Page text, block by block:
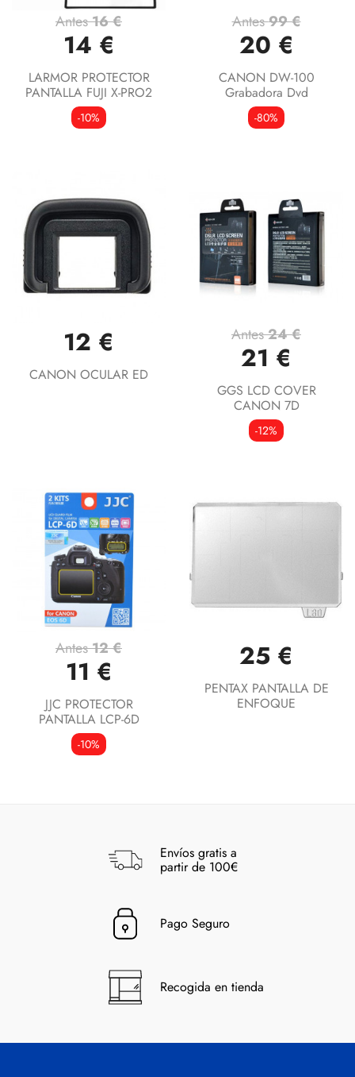
Antes16 €
14 €
LARMOR PROTECTOR
PANTALLA FUJI X-PRO2
-10%
Antes99 €
20 €
CANON DW-100
Grabadora Dvd
-80%
12 €
CANON OCULAR ED
Antes24 €
21 €
GGS LCD COVER
CANON 7D
-12%
Antes12 €
11 €
JJC PROTECTOR
PANTALLA LCP-6D
-10%
25 €
PENTAX PANTALLA DE
ENFOQUE
Envíos gratis a
partir de 100€
Pago Seguro
Recogida en tienda